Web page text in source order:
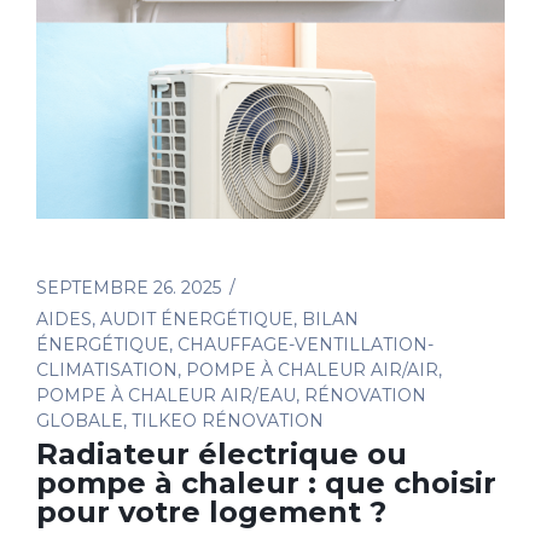
SEPTEMBRE 26. 2025
AIDES, AUDIT ÉNERGÉTIQUE, BILAN
ÉNERGÉTIQUE, CHAUFFAGE-VENTILLATION-
CLIMATISATION, POMPE À CHALEUR AIR/AIR,
POMPE À CHALEUR AIR/EAU, RÉNOVATION
GLOBALE, TILKEO RÉNOVATION
Radiateur électrique ou
pompe à chaleur : que choisir
pour votre logement ?